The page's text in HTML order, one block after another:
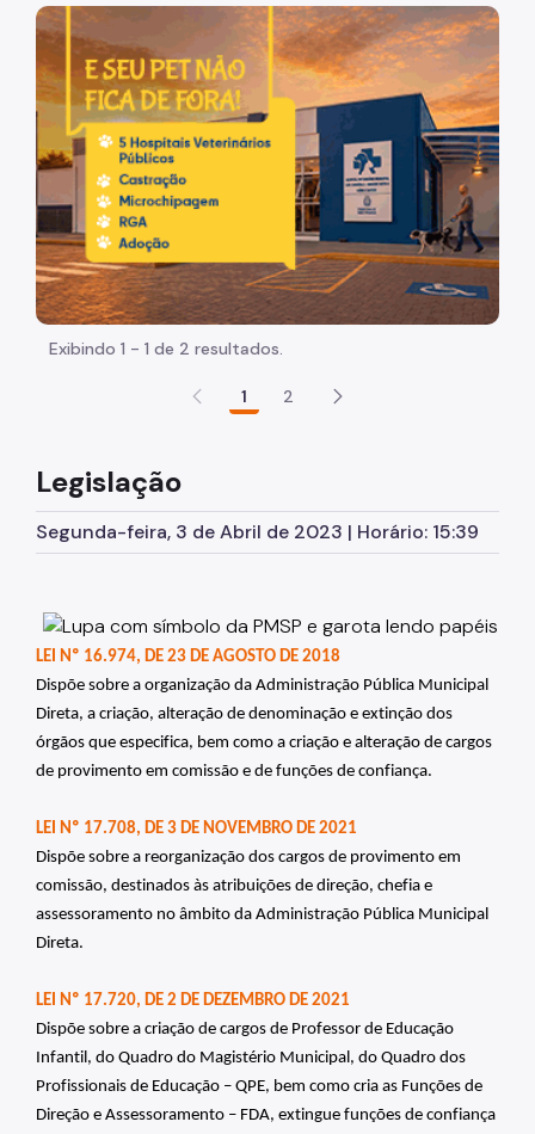
Desenvolvimento Institucional
Documento Norteador
Modulação de Cargos
Legislação
Cursos
Missão, Visão e Valores
Contatos
Imagem de um cachorro caramelo e uma gata rajada,
Exibindo 1 - 1 de 2 resultados.
1 2
Legislação
Segunda-feira, 3 de Abril de 2023 | Horário: 15:39
LEI Nº 16.974, DE 23 DE AGOSTO DE 2018
Dispõe sobre a organização da Administração Pública Municipal
Direta, a criação, alteração de denominação e extinção dos
órgãos que especifica, bem como a criação e alteração de cargos
de provimento em comissão e de funções de confiança.
LEI Nº 17.708, DE 3 DE NOVEMBRO DE 2021
Dispõe sobre a reorganização dos cargos de provimento em
comissão, destinados às atribuições de direção, chefia e
assessoramento no âmbito da Administração Pública Municipal
Direta.
LEI Nº 17.720, DE 2 DE DEZEMBRO DE 2021
Dispõe sobre a criação de cargos de Professor de Educação
Infantil, do Quadro do Magistério Municipal, do Quadro dos
Profissionais de Educação – QPE, bem como cria as Funções de
Direção e Assessoramento – FDA, extingue funções de confiança